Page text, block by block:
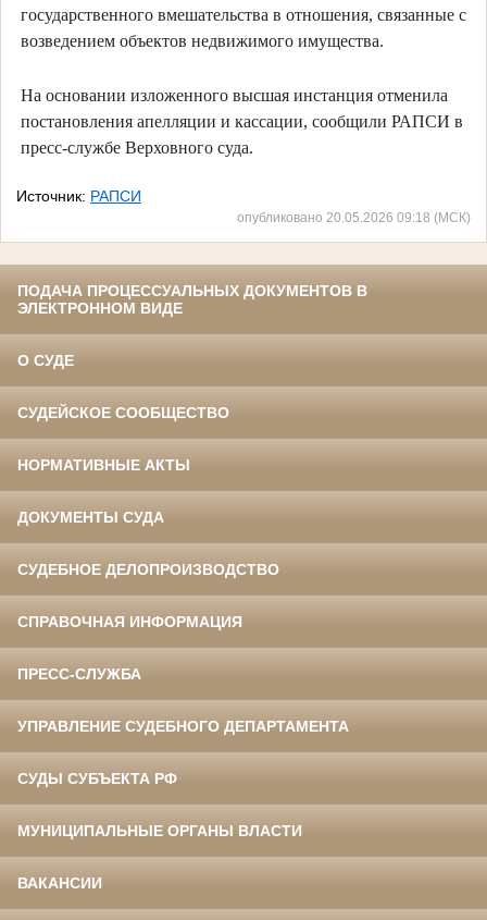
государственного вмешательства в отношения, связанные с
возведением объектов недвижимого имущества.
На основании изложенного высшая инстанция отменила
постановления апелляции и кассации, сообщили РАПСИ в
пресс-службе Верховного суда.
Источник: РАПСИ
опубликовано 20.05.2026 09:18 (МСК)
ПОДАЧА ПРОЦЕССУАЛЬНЫХ ДОКУМЕНТОВ В
ЭЛЕКТРОННОМ ВИДЕ
О СУДЕ
СУДЕЙСКОЕ СООБЩЕСТВО
НОРМАТИВНЫЕ АКТЫ
ДОКУМЕНТЫ СУДА
СУДЕБНОЕ ДЕЛОПРОИЗВОДСТВО
СПРАВОЧНАЯ ИНФОРМАЦИЯ
ПРЕСС-СЛУЖБА
УПРАВЛЕНИЕ СУДЕБНОГО ДЕПАРТАМЕНТА
СУДЫ СУБЪЕКТА РФ
МУНИЦИПАЛЬНЫЕ ОРГАНЫ ВЛАСТИ
ВАКАНСИИ